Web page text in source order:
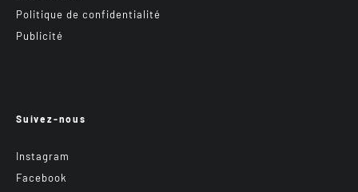
Politique de confidentialité
Publicité
Suivez-nous
Instagram
Facebook